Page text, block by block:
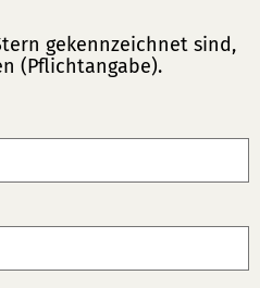
gekennzeichnet sind,
(Pflichtangabe).